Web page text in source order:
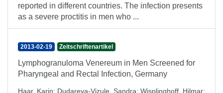
reported in different countries. The infection presents
as a severe proctitis in men who ...
2013-02-19 Zeitschriftenartikel
Lymphogranuloma Venereum in Men Screened for
Pharyngeal and Rectal Infection, Germany
Haar, Karin; Dudareva-Vizule, Sandra; Wisplinghoff, Hilmar;